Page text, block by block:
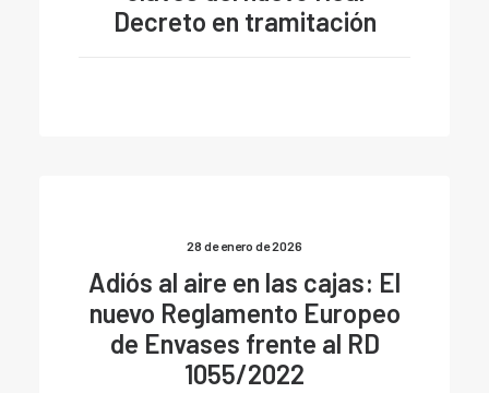
Decreto en tramitación
28 de enero de 2026
Adiós al aire en las cajas: El
nuevo Reglamento Europeo
de Envases frente al RD
1055/2022